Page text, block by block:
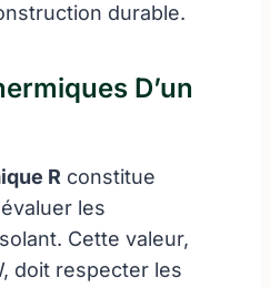
durable.
D’un
R constitue
les
Cette valeur,
doit respecter les